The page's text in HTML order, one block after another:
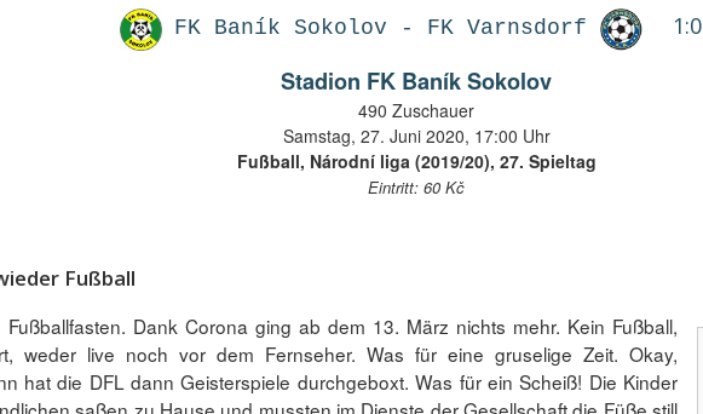
FK Baník Sokolov - FK Varnsdorf 1:0
Stadion FK Baník Sokolov
490 Zuschauer
Samstag, 27. Juni 2020, 17:00 Uhr
Fußball, Národní liga (2019/20), 27. Spieltag
Eintritt: 60 Kč
Fußball
Dank Corona ging ab dem 13. März nichts mehr. Kein Fußball,
weder live noch vor dem Fernseher. Was für eine gruselige Zeit. Okay,
hat die DFL dann Geisterspiele durchgeboxt. Was für ein Scheiß! Die Kinder